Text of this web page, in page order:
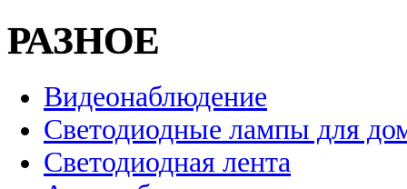
РАЗНОЕ
Видеонаблюдение
Светодиодные лампы для
Светодиодная лента